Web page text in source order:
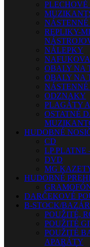
REPLIKY-
NÁLEPKY
OBALY NA
OBALY NA
ODZNAKY
PLAGÁTY
OSTATNÉ
HUDOBNÉ
CD
LP PLATNE
DVD
MG
HUDOBNÉ
DARČEKOVÉ
B-STOCK/BAZÁR
POUŽITÉ,
POUŽITÉ
POUŽITÉ
APARÁTY